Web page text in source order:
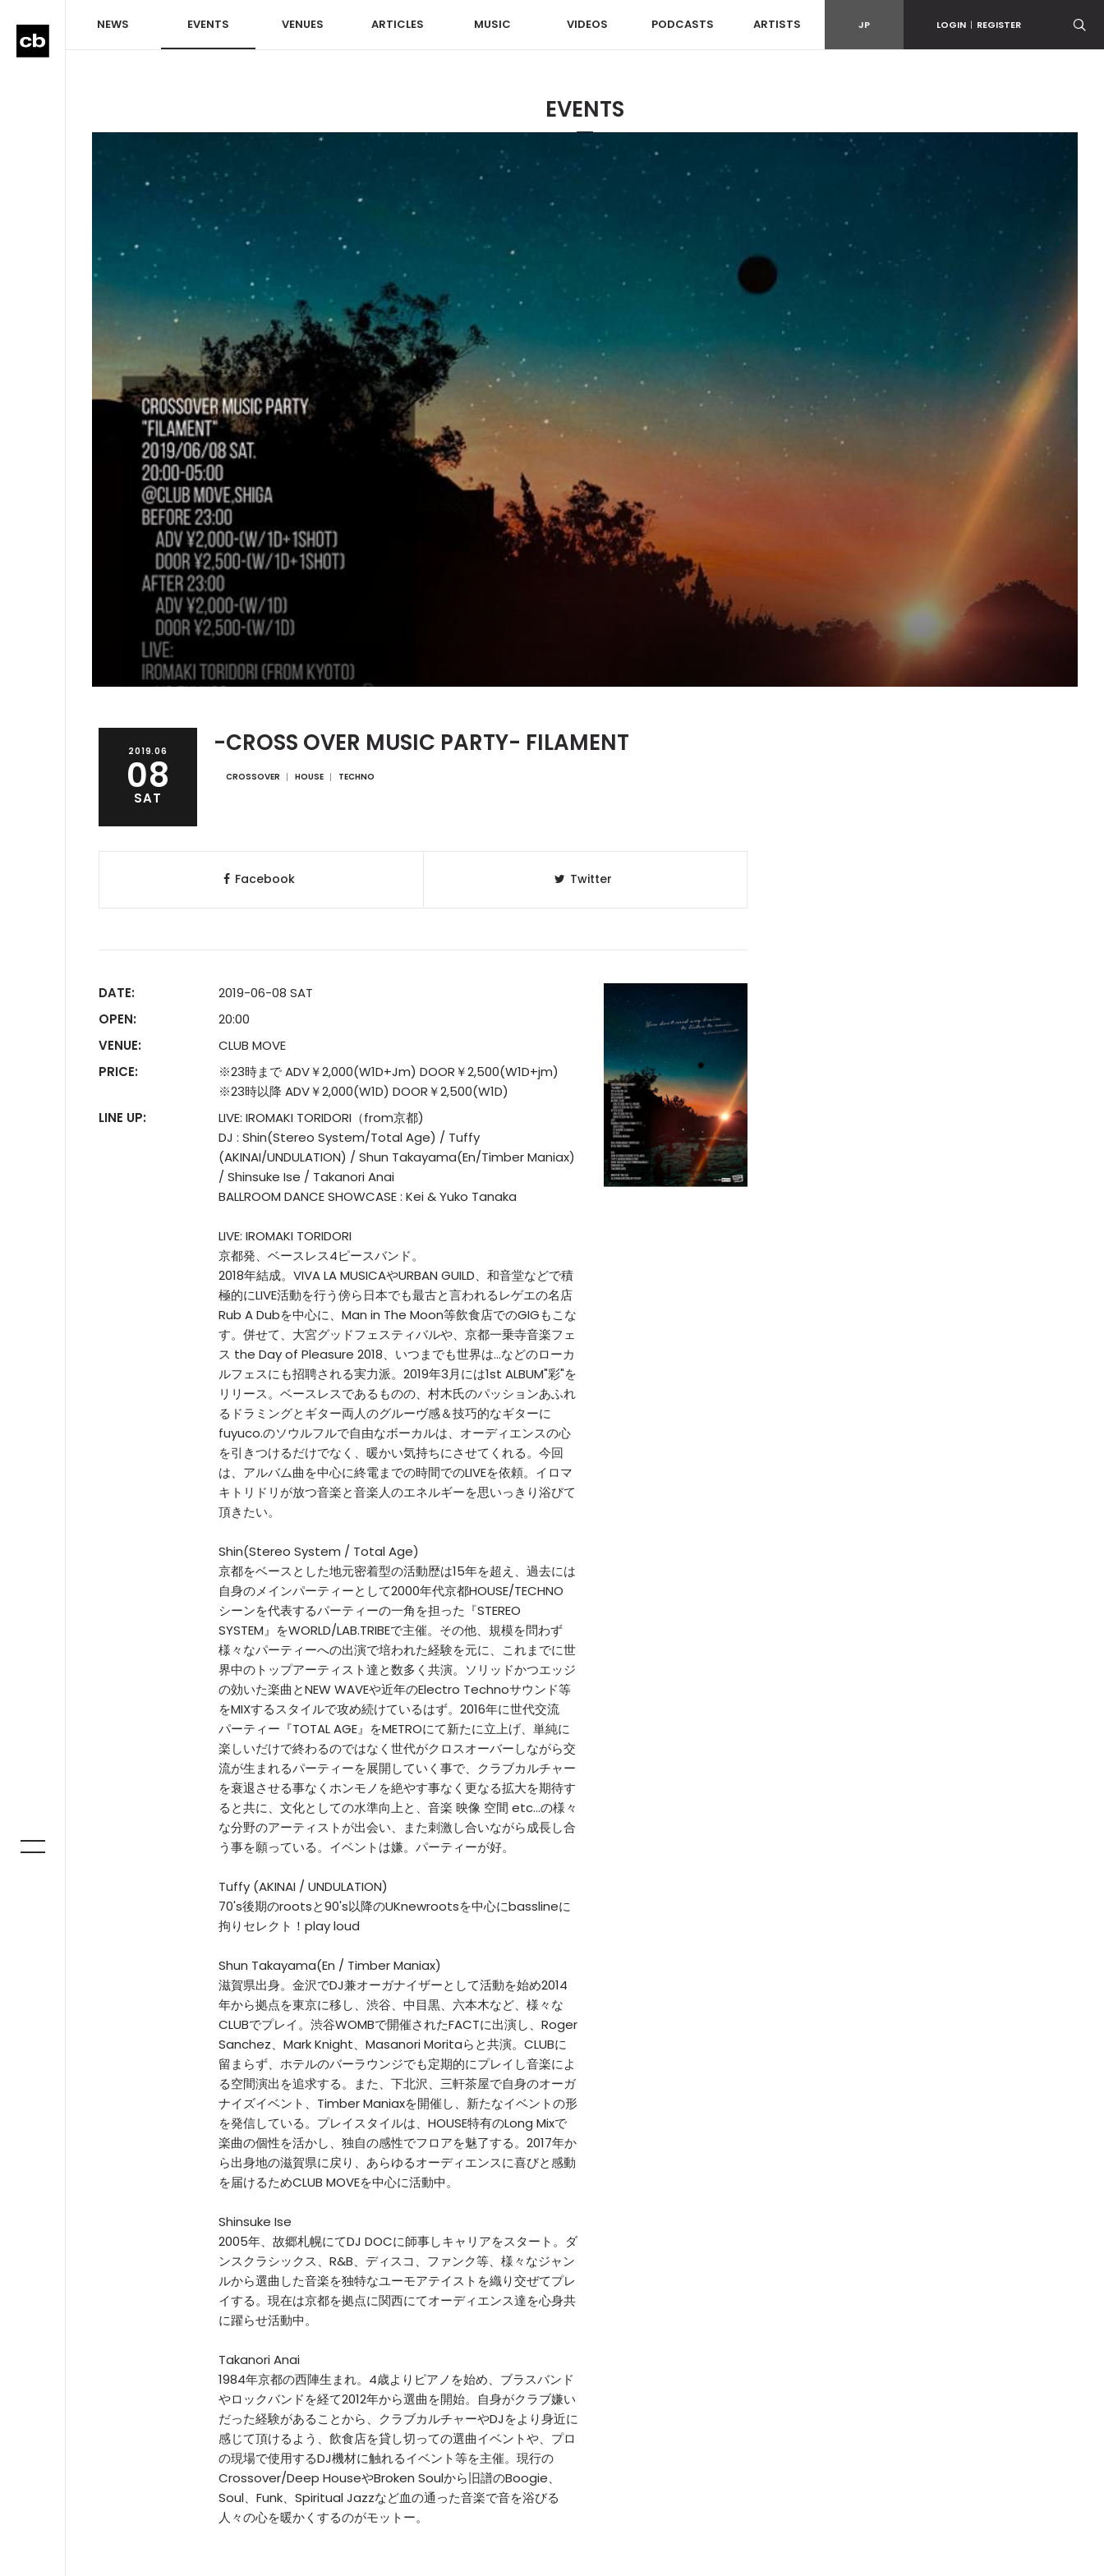
NEWS EVENTS VENUES ARTICLES MUSIC VIDEOS PODCASTS ARTISTS JP LOGIN | REGISTER
EVENTS
2019.06
08
SAT
-CROSS OVER MUSIC PARTY- FILAMENT
CROSSOVER HOUSE TECHNO
Facebook Twitter
DATE:
2019-06-08 SAT
OPEN:
20:00
VENUE:
CLUB MOVE
PRICE:
※23時まで ADV￥2,000(W1D+Jm) DOOR￥2,500(W1D+jm)
※23時以降 ADV￥2,000(W1D) DOOR￥2,500(W1D)
LINE UP:
LIVE: IROMAKI TORIDORI（from京都)
DJ : Shin(Stereo System/Total Age) / Tuffy
(AKINAI/UNDULATION) / Shun Takayama(En/Timber Maniax)
/ Shinsuke Ise / Takanori Anai
BALLROOM DANCE SHOWCASE : Kei & Yuko Tanaka
LIVE: IROMAKI TORIDORI
京都発、ベースレス4ピースバンド。
2018年結成。VIVA LA MUSICAやURBAN GUILD、和音堂などで積
極的にLIVE活動を行う傍ら日本でも最古と言われるレゲエの名店
Rub A Dubを中心に、Man in The Moon等飲食店でのGIGもこな
す。併せて、大宮グッドフェスティバルや、京都一乗寺音楽フェ
ス the Day of Pleasure 2018、いつまでも世界は…などのローカ
ルフェスにも招聘される実力派。2019年3月には1st ALBUM"彩"を
リリース。ベースレスであるものの、村木氏のパッションあふれ
るドラミングとギター両人のグルーヴ感＆技巧的なギターに
fuyuco.のソウルフルで自由なボーカルは、オーディエンスの心
を引きつけるだけでなく、暖かい気持ちにさせてくれる。今回
は、アルバム曲を中心に終電までの時間でのLIVEを依頼。イロマ
キトリドリが放つ音楽と音楽人のエネルギーを思いっきり浴びて
頂きたい。
Shin(Stereo System / Total Age)
京都をベースとした地元密着型の活動歴は15年を超え、過去には
自身のメインパーティーとして2000年代京都HOUSE/TECHNO
シーンを代表するパーティーの一角を担った『STEREO
SYSTEM』をWORLD/LAB.TRIBEで主催。その他、規模を問わず
様々なパーティーへの出演で培われた経験を元に、これまでに世
界中のトップアーティスト達と数多く共演。ソリッドかつエッジ
の効いた楽曲とNEW WAVEや近年のElectro Technoサウンド等
をMIXするスタイルで攻め続けているはず。2016年に世代交流
パーティー『TOTAL AGE』をMETROにて新たに立上げ、単純に
楽しいだけで終わるのではなく世代がクロスオーバーしながら交
流が生まれるパーティーを展開していく事で、クラブカルチャー
を衰退させる事なくホンモノを絶やす事なく更なる拡大を期待す
ると共に、文化としての水準向上と、音楽 映像 空間 etc…の様々
な分野のアーティストが出会い、また刺激し合いながら成長し合
う事を願っている。イベントは嫌。パーティーが好。
Tuffy (AKINAI / UNDULATION)
70's後期のrootsと90's以降のUKnewrootsを中心にbasslineに
拘りセレクト！play loud
Shun Takayama(En / Timber Maniax)
滋賀県出身。金沢でDJ兼オーガナイザーとして活動を始め2014
年から拠点を東京に移し、渋谷、中目黒、六本木など、様々な
CLUBでプレイ。渋谷WOMBで開催されたFACTに出演し、Roger
Sanchez、Mark Knight、Masanori Moritaらと共演。CLUBに
留まらず、ホテルのバーラウンジでも定期的にプレイし音楽によ
る空間演出を追求する。また、下北沢、三軒茶屋で自身のオーガ
ナイズイベント、Timber Maniaxを開催し、新たなイベントの形
を発信している。プレイスタイルは、HOUSE特有のLong Mixで
楽曲の個性を活かし、独自の感性でフロアを魅了する。2017年か
ら出身地の滋賀県に戻り、あらゆるオーディエンスに喜びと感動
を届けるためCLUB MOVEを中心に活動中。
Shinsuke Ise
2005年、故郷札幌にてDJ DOCに師事しキャリアをスタート。ダ
ンスクラシックス、R&B、ディスコ、ファンク等、様々なジャン
ルから選曲した音楽を独特なユーモアテイストを織り交ぜてプレ
イする。現在は京都を拠点に関西にてオーディエンス達を心身共
に躍らせ活動中。
Takanori Anai
1984年京都の西陣生まれ。4歳よりピアノを始め、ブラスバンド
やロックバンドを経て2012年から選曲を開始。自身がクラブ嫌い
だった経験があることから、クラブカルチャーやDJをより身近に
感じて頂けるよう、飲食店を貸し切っての選曲イベントや、プロ
の現場で使用するDJ機材に触れるイベント等を主催。現行の
Crossover/Deep HouseやBroken Soulから旧譜のBoogie、
Soul、Funk、Spiritual Jazzなど血の通った音楽で音を浴びる
人々の心を暖かくするのがモットー。